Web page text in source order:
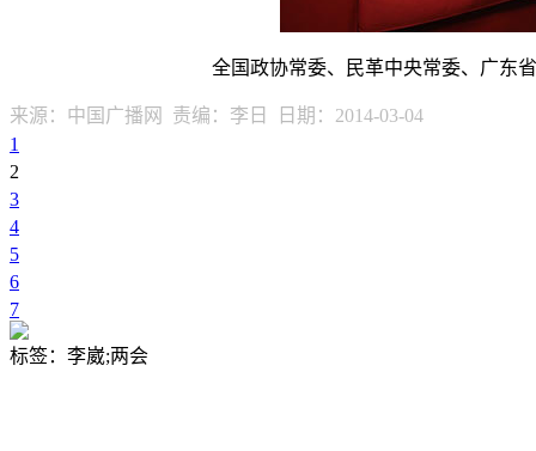
全国政协常委、民革中央常委、广东
来源：中国广播网 责编：李日 日期：2014-03-04
1
2
3
4
5
6
7
标签：李崴;两会